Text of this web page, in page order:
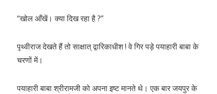
“खोल आँखें। क्या दिख रहा है ?”
पृथ्वीराज देखते हैं तो साक्षात् द्वारिकाधीश ! वे गिर पड़े पयाहारी बाबा के
चरणों में।
पयाहारी बाबा श्रीरामजी को अपना इष्ट मानते थे। एक बार जयपुर के